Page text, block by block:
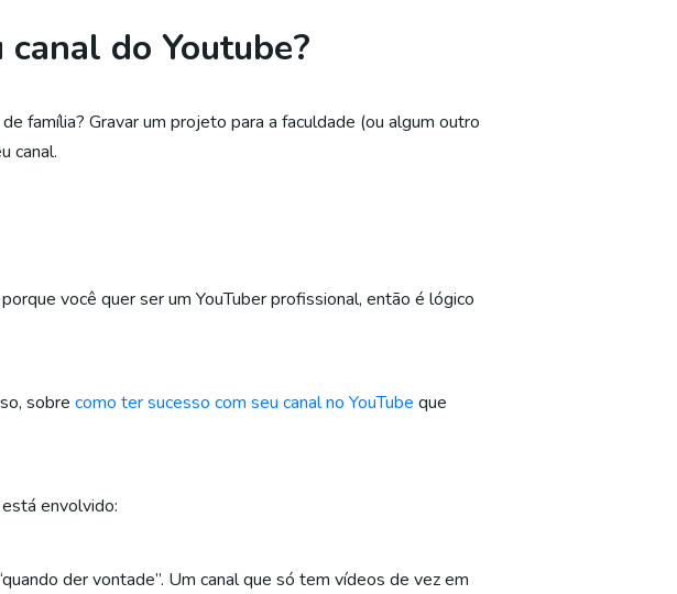
do Youtube?
família? Gravar um projeto para a faculdade (ou algum outro
canal.
você quer ser um YouTuber profissional, então é lógico
sobre como ter sucesso com seu canal no YouTube que
envolvido:
der vontade”. Um canal que só tem vídeos de vez em